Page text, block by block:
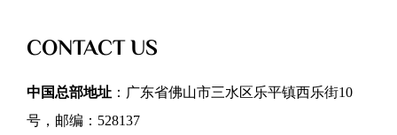
CONTACT US
中国总部地址 ：广东省佛山市三水区乐平镇西乐街10
号，邮编：528137